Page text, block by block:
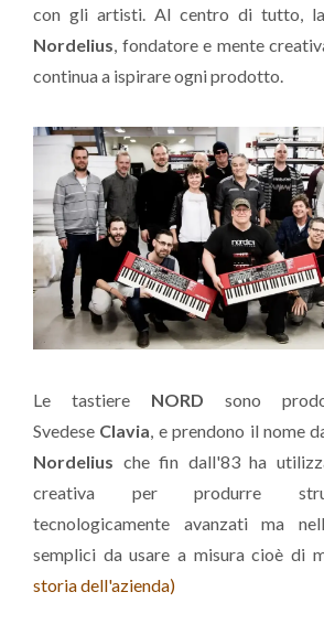
con gli artisti. Al centro di tutto,
Nordelius , fondatore e mente
continua a ispirare ogni prodotto.
Le tastiere NORD sono
Svedese Clavia, e prendono il nome
Nordelius che fin dall'83 ha
creativa per produrre
tecnologicamente avanzati ma
semplici da usare a misura cioè di
storia dell'azienda)